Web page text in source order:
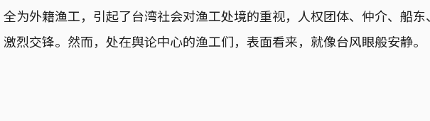
为外籍渔工，引起了台湾社会对渔工处境的重视，人权团体、仲介、船东、
烈交锋。然而，处在舆论中心的渔工们，表面看来，就像台风眼般安静。